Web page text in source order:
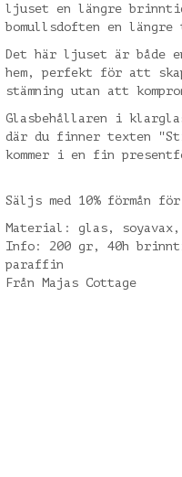
ljuset en längre
bomullsdoften en
Det här ljuset är
hem, perfekt för att
stämning utan att
Glasbehållaren i
där du finner texten
kommer i en fin
Säljs med 10% förmån
Material: glas, soyavax,
Info: 200 gr, 40h
paraffin
Från Majas Cottage